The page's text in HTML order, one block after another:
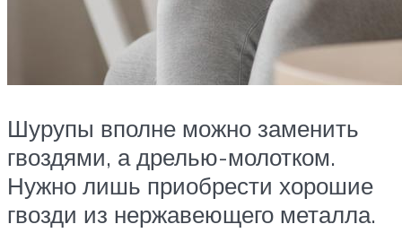
Шурупы вполне можно заменить
гвоздями, а дрелью-молотком.
Нужно лишь приобрести хорошие
гвозди из нержавеющего металла.